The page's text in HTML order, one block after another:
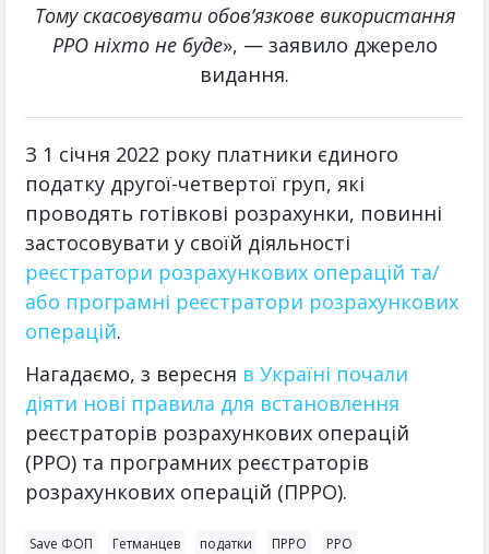
Тому скасовувати обов’язкове використання
РРО ніхто не буде», — заявило джерело
видання.
З 1 січня 2022 року платники єдиного
податку другої-четвертої груп, які
проводять готівкові розрахунки, повинні
застосовувати у своїй діяльності
реєстратори розрахункових операцій та/
або програмні реєстратори розрахункових
операцій.
Нагадаємо, з вересня в Україні почали
діяти нові правила для встановлення
реєстраторів розрахункових операцій
(РРО) та програмних реєстраторів
розрахункових операцій (ПРРО).
Save ФОП Гетманцев податки ПРРО РРО